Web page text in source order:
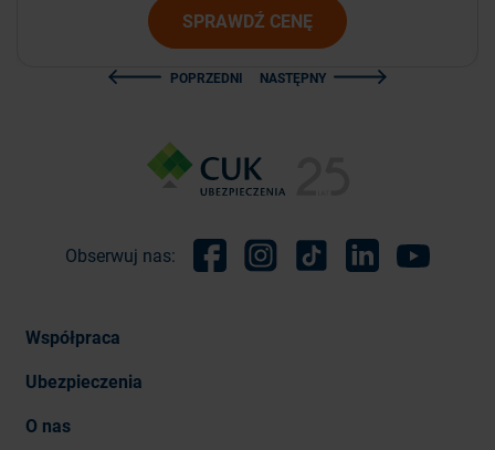
SPRAWDŹ CENĘ
POPRZEDNI NASTĘPNY
Obserwuj nas:
Współpraca
Ubezpieczenia
O nas